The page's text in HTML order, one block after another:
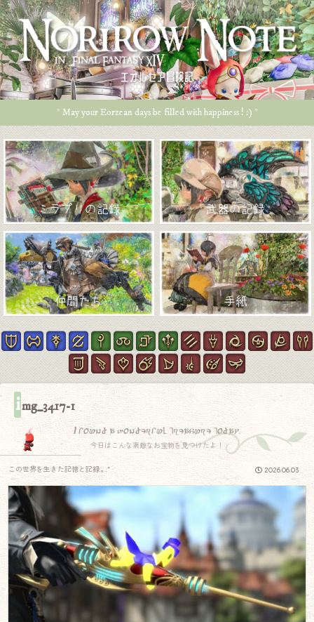
エオルゼア冒険記
* May your Eorzean days be filled with happiness ! :) *
ミラプリの記録 武器の記録
仲間たち 手紙
img_3417-1
I found a wonderful treasure today.
今日はこんな素敵なお宝物を見つけたよ！
2026.06.03
この世界を生きた記憶と記録.｡.:*